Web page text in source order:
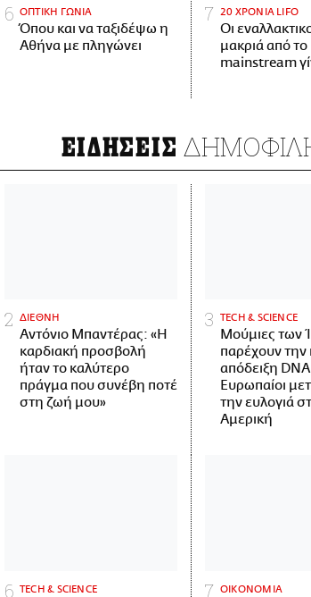
ΟΠΤΙΚΗ ΓΩΝΙΑ
Όπου και να ταξιδέψω η
Αθήνα με πληγώνει
20 ΧΡΟΝΙΑ LIFO
Οι
μακριά από το
mainstream
ΕΙΔΗΣΕΙΣ
ΔΙΕΘΝΗ
Αντόνιο Μπαντέρας: «Η
καρδιακή προσβολή
ήταν το καλύτερο
πράγμα που συνέβη ποτέ
στη ζωή μου»
ΤECH & SCIENCE
Μούμιες των
παρέχουν
απόδειξη DNA
Ευρωπαίοι
την ευλογιά
Αμερική
ΤECH & SCIENCE ΟΙΚΟΝΟΜΙΑ